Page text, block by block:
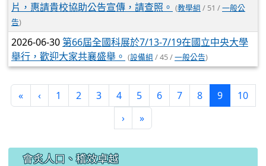
片，惠請貴校協助公告宣傳，請查照。 (教學組 / 51 /一般公
告)
2026-06-30第66屆全國科展於7/13-7/19在國立中央大學
舉行，歡迎大家共襄盛舉。 (設備組 / 45 /一般公告)
« ‹ 1 2 3 4 5 6 7 8 9(current)
10
›
»
會炙人口、稽效卓越